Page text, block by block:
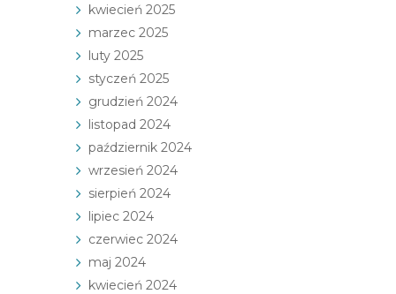
kwiecień 2025
marzec 2025
luty 2025
styczeń 2025
grudzień 2024
listopad 2024
październik 2024
wrzesień 2024
sierpień 2024
lipiec 2024
czerwiec 2024
maj 2024
kwiecień 2024